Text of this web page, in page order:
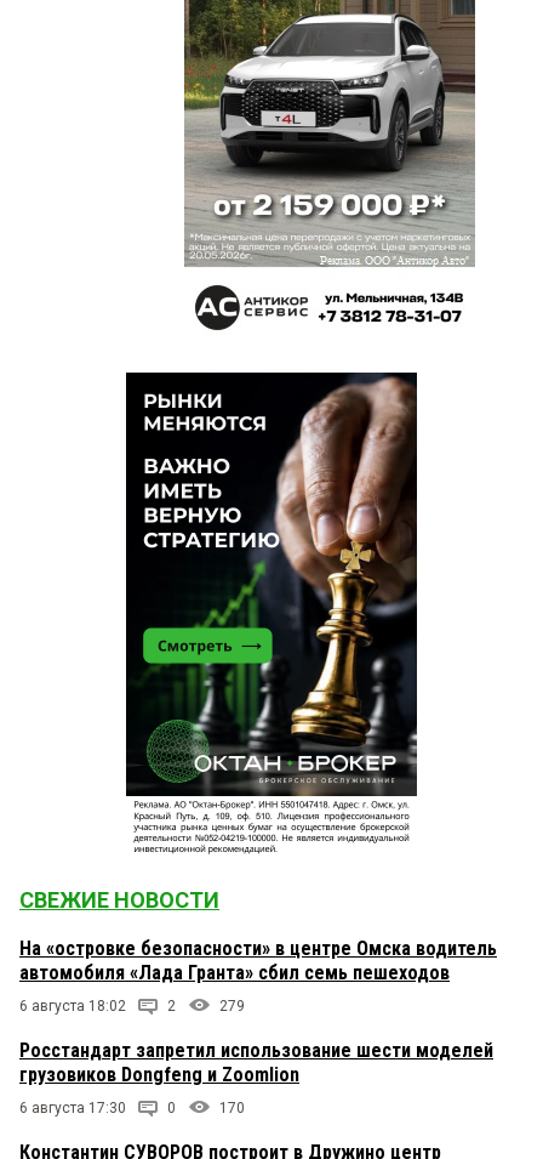
СВЕЖИЕ НОВОСТИ
На «островке безопасности» в центре Омска водитель
автомобиля «Лада Гранта» сбил семь пешеходов
6 августа 18:02 2 279
Росстандарт запретил использование шести моделей
грузовиков Dongfeng и Zoomlion
6 августа 17:30 0 170
Константин СУВОРОВ построит в Дружино центр